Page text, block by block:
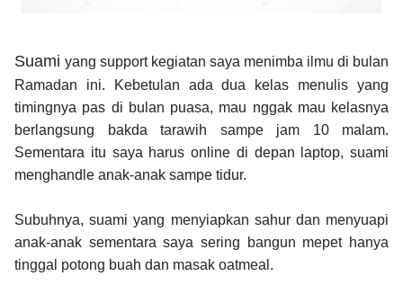
Suami yang support kegiatan saya menimba ilmu di bulan
Ramadan ini. Kebetulan ada dua kelas menulis yang
timingnya pas di bulan puasa, mau nggak mau kelasnya
berlangsung bakda tarawih sampe jam 10 malam.
Sementara itu saya harus online di depan laptop, suami
menghandle anak-anak sampe tidur.
Subuhnya, suami yang menyiapkan sahur dan menyuapi
anak-anak sementara saya sering bangun mepet hanya
tinggal potong buah dan masak oatmeal.